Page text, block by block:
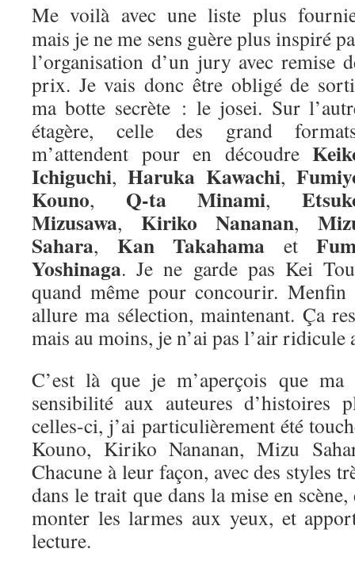
Me voilà avec une liste plus
mais je ne me sens guère plus inspiré
l’organisation d’un jury avec remise
prix. Je vais donc être obligé de
ma botte secrète : le josei. Sur
étagère, celle des grand
m’attendent pour en découdre
Ichiguchi, Haruka Kawachi,
Kouno, Q-ta Minami,
Mizusawa, Kiriko Nananan,
Sahara, Kan Takahama et
Yoshinaga. Je ne garde pas Kei
quand même pour concourir.
allure ma sélection, maintenant. Ça
mais au moins, je n’ai pas l’air ridicule
C’est là que je m’aperçois que
sensibilité aux auteures d’histoires
celles-ci, j’ai particulièrement été
Kouno, Kiriko Nananan, Mizu
Chacune à leur façon, avec des styles
dans le trait que dans la mise en
monter les larmes aux yeux, et
lecture.